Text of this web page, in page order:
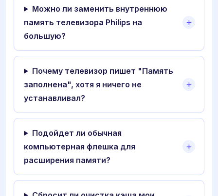
Можно ли заменить внутреннюю
память телевизора Philips на
большую?
Почему телевизор пишет "Память
заполнена", хотя я ничего не
устанавливал?
Подойдет ли обычная
компьютерная флешка для
расширения памяти?